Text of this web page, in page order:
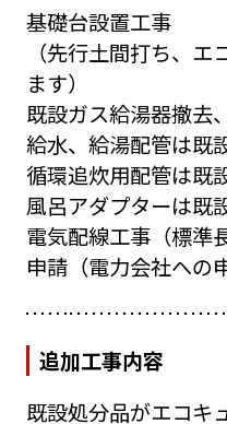
基礎台設置工事
（先行土間打ち、
ます）
既設ガス給湯器撤去
給水、給湯配管は既
循環追炊用配管は既
風呂アダプターは既
電気配線工事（標準
申請（電力会社への
追加工事内容
既設処分品がエコキ